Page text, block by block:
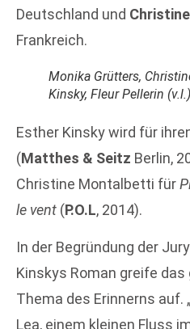
Deutschland und
Frankreich.
Monika Grütters,
Kinsky, Fleur Pellerin (v.l.)
Esther Kinsky wird für
(Matthes & Seitz Berlin,
Christine Montalbetti für
le vent (P.O.L, 2014).
In der Begründung der
Kinskys Roman greife
Thema des Erinnerns auf.
Lea, einem kleinen Fluss